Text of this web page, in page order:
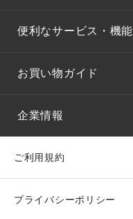
便利なサービス・機能
お買い物ガイド
企業情報
ご利用規約
プライバシーポリシー